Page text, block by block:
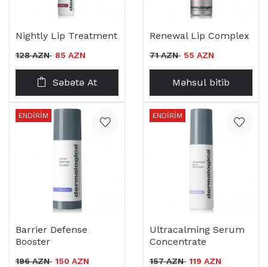
Nightly Lip Treatment
128 AZN 85 AZN
Səbətə At
Renewal Lip Complex
71 AZN 55 AZN
Məhsul bitib
ENDIRIM
Barrier Defense
Booster
196 AZN 150 AZN
ENDIRIM
Ultracalming Serum
Concentrate
157 AZN 119 AZN